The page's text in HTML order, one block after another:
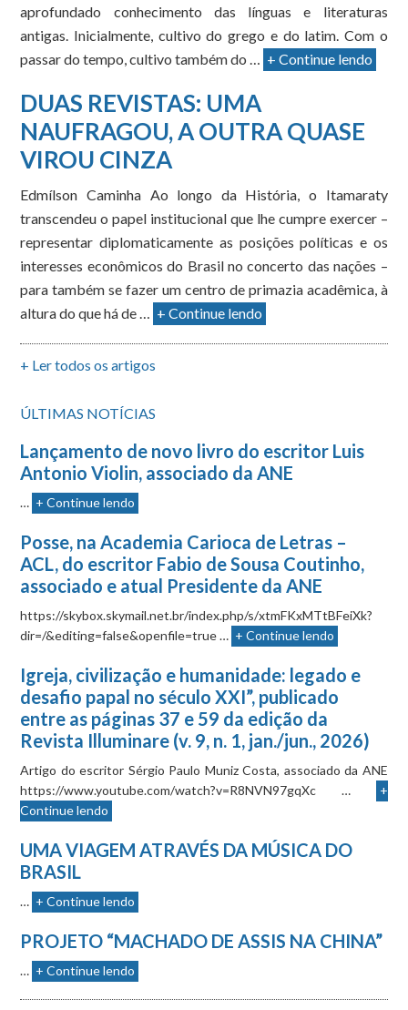
aprofundado conhecimento das línguas e literaturas
antigas. Inicialmente, cultivo do grego e do latim. Com o
passar do tempo, cultivo também do … + Continue lendo
DUAS REVISTAS: UMA
NAUFRAGOU, A OUTRA QUASE
VIROU CINZA
Edmílson Caminha Ao longo da História, o Itamaraty
transcendeu o papel institucional que lhe cumpre exercer –
representar diplomaticamente as posições políticas e os
interesses econômicos do Brasil no concerto das nações –
para também se fazer um centro de primazia acadêmica, à
altura do que há de … + Continue lendo
+ Ler todos os artigos
ÚLTIMAS NOTÍCIAS
Lançamento de novo livro do escritor Luis
Antonio Violin, associado da ANE
… + Continue lendo
Posse, na Academia Carioca de Letras –
ACL, do escritor Fabio de Sousa Coutinho,
associado e atual Presidente da ANE
https://skybox.skymail.net.br/index.php/s/xtmFKxMTtBFeiXk?
dir=/&editing=false&openfile=true … + Continue lendo
Igreja, civilização e humanidade: legado e
desafio papal no século XXI”, publicado
entre as páginas 37 e 59 da edição da
Revista Illuminare (v. 9, n. 1, jan./jun., 2026)
Artigo do escritor Sérgio Paulo Muniz Costa, associado da ANE
https://www.youtube.com/watch?v=R8NVN97gqXc …
+
Continue lendo
UMA VIAGEM ATRAVÉS DA MÚSICA DO
BRASIL
… + Continue lendo
PROJETO “MACHADO DE ASSIS NA CHINA”
… + Continue lendo